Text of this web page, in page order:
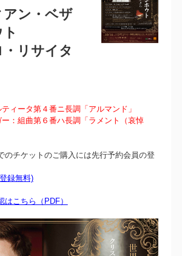
ン・ベザ
リサイタ
ィータ第４番ニ長調「アルマンド」
ー：組曲第６番ハ長調「ラメント（哀悼
のチケットのご購入には先行予約会員の登
録無料)
こちら（PDF）